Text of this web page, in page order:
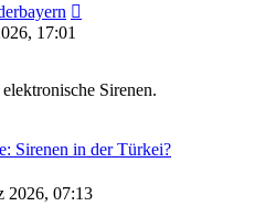
17:01
Sirenen.
Sirenen in der Türkei?
2026, 07:13